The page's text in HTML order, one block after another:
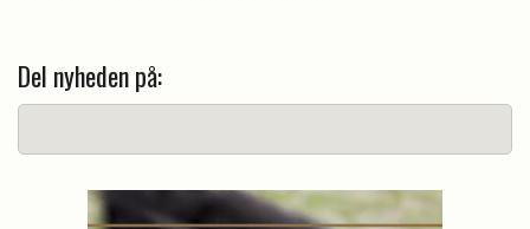
Del nyheden på: